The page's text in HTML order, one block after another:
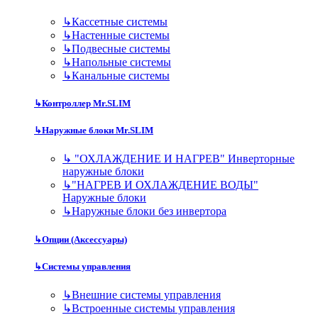
↳Кассетные системы
↳Настенные системы
↳Подвесные системы
↳Напольные системы
↳Канальные системы
↳Контроллер Mr.SLIM
↳Наружные блоки Mr.SLIM
↳ "ОХЛАЖДЕНИЕ И НАГРЕВ" Инверторные
наружные блоки
↳"НАГРЕВ И ОХЛАЖДЕНИЕ ВОДЫ"
Наружные блоки
↳Наружные блоки без инвертора
↳Опции (Аксессуары)
↳Системы управления
↳Внешние системы управления
↳Встроенные системы управления